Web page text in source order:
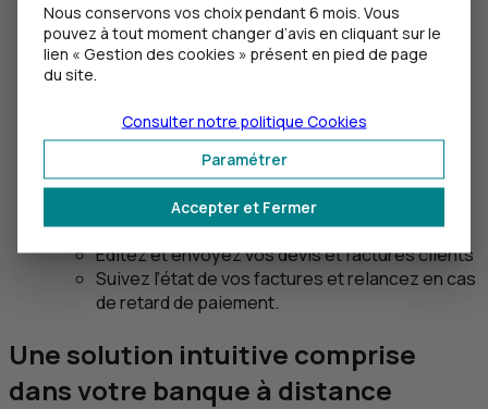
Gérer vos factures sans y penser (ou
Recevez et traitez vos factures fournisseurs
Réglez vos fournisseurs
Éditez et envoyez vos devis et factures clients
Suivez l’état de vos factures et relancez en cas
de retard de paiement.
Une solution intuitive comprise
dans votre banque à distance
Nous conservons vos choix pendant 6 mois. Vous
pouvez à tout moment changer d’avis en cliquant sur le
lien « Gestion des cookies » présent en pied de page
du site.
Accepter et Fermer
Paramétrer
Consulter notre politique Cookies